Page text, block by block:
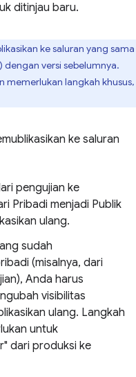
ditinjau baru.
ke saluran yang sama
versi sebelumnya.
memerlukan langkah khusus,
ke saluran
pengujian ke
Pribadi menjadi Publik
ulang.
sudah
(misalnya, dari
Anda harus
visibilitas
ulang. Langkah
untuk
dari produksi ke